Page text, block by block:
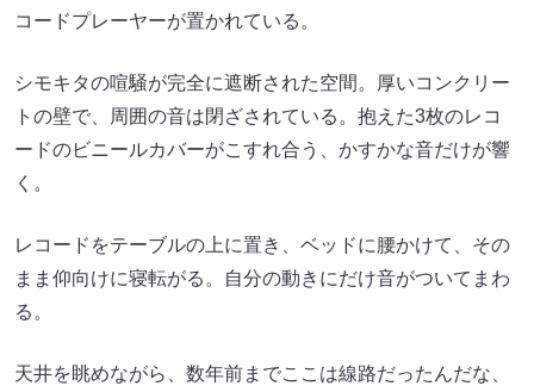
コードプレーヤーが置かれている。
シモキタの喧騒が完全に遮断された空間。厚いコンクリー
トの壁で、周囲の音は閉ざされている。抱えた3枚のレコ
ードのビニールカバーがこすれ合う、かすかな音だけが響
く。
レコードをテーブルの上に置き、ベッドに腰かけて、その
まま仰向けに寝転がる。自分の動きにだけ音がついてまわ
る。
天井を眺めながら、数年前までここは線路だったんだな、